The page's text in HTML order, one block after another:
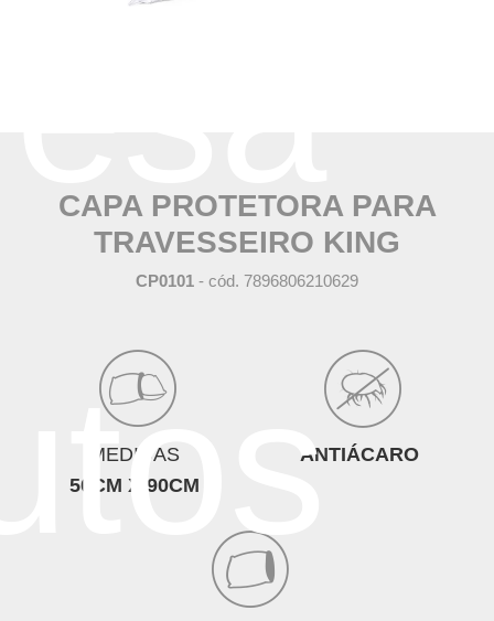
CAPA PROTETORA PARA
TRAVESSEIRO KING
CP0101 - cód. 7896806210629
MEDIDAS
50CM X 90CM
ANTIÁCARO